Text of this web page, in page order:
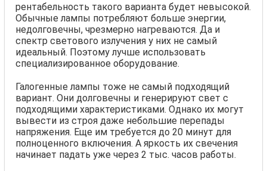
рентабельность такого варианта будет невысокой.
Обычные лампы потребляют больше энергии,
недолговечны, чрезмерно нагреваются. Да и
спектр светового излучения у них не самый
идеальный. Поэтому лучше использовать
специализированное оборудование.
Галогенные лампы тоже не самый подходящий
вариант. Они долговечны и генерируют свет с
подходящими характеристиками. Однако их могут
вывести из строя даже небольшие перепады
напряжения. Еще им требуется до 20 минут для
полноценного включения. А яркость их свечения
начинает падать уже через 2 тыс. часов работы.